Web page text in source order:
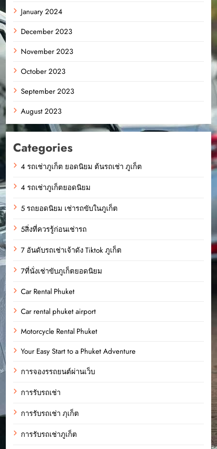
January 2024
December 2023
November 2023
October 2023
September 2023
August 2023
Categories
4 รถเช่าภูเก็ต ยอดนิยม ต้นรถเช่า ภูเก็ต
4 รถเช่าภูเก็ตยอดนิยม
5 รถยอดนิยม เช่ารถขับในภูเก็ต
5สิ่งที่ควรรู้ก่อนเช่ารถ
7 อันดับรถเช่าเจ้าดัง Tiktok ภูเก็ต
7ที่นั่งเช่าขับภูเก็ตยอดนิยม
Car Rental Phuket
Car rental phuket airport
Motorcycle Rental Phuket
Your Easy Start to a Phuket Adventure
การจองรรถยนต์ผ่านเว็บ
การรับรถเช่า
การรับรถเช่า ภุเก็ต
การรับรถเช่าภูเก็ต